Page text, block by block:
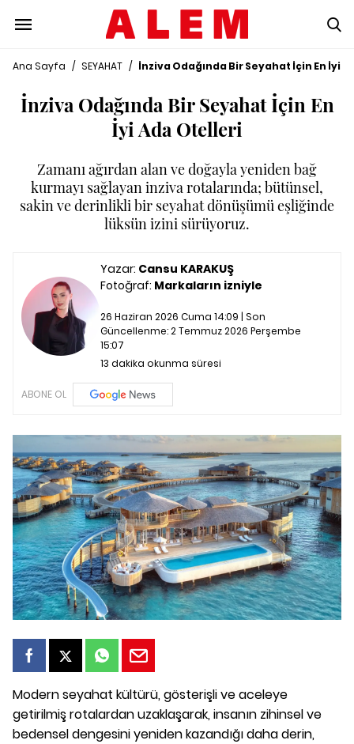
Ana Sayfa / SEYAHAT / İnziva Odağında Bir Seyahat İçin En İyi
İnziva Odağında Bir Seyahat İçin En
İyi Ada Otelleri
Zamanı ağırdan alan ve doğayla yeniden bağ
kurmayı sağlayan inziva rotalarında; bütünsel,
sakin ve derinlikli bir seyahat dönüşümü eşliğinde
lüksün izini sürüyoruz.
Yazar: Cansu KARAKUŞ
Fotoğraf: Markaların izniyle
26 Haziran 2026 Cuma 14:09 | Son
Güncellenme:2 Temmuz 2026 Perşembe
15:07
13 dakika okunma süresi
ABONE OL
Modern seyahat kültürü, gösterişli ve aceleye
getirilmiş rotalardan uzaklaşarak, insanın zihinsel ve
bedensel dengesini yeniden kazandığı daha derin,